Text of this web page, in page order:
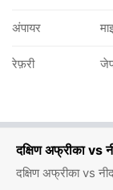
दक्षिण अफ्रीका
दक्षिण अफ्रीका vs
अंपायर
रेफ़री